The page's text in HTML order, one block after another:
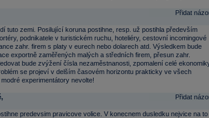
Přidat
tuto zemi. Posilující koruna postihne, resp. už postihla především
podnikatele v turistickém ruchu, hoteliéry, cestovní incomingové
zahr. firem s platy v eurech nebo dolarech atd. Výsledkem bude
exportně zaměřených malých a středních firem, přesun zahr.
bude zvýžení čísla nezaměstnanosti, zpomalení celé
se projeví v delším časovém horizontu prakticky ve všech
experimentátory nevolte!
Přidat
predevsim pravicove volice. V konecnem dusledku nejvice na to